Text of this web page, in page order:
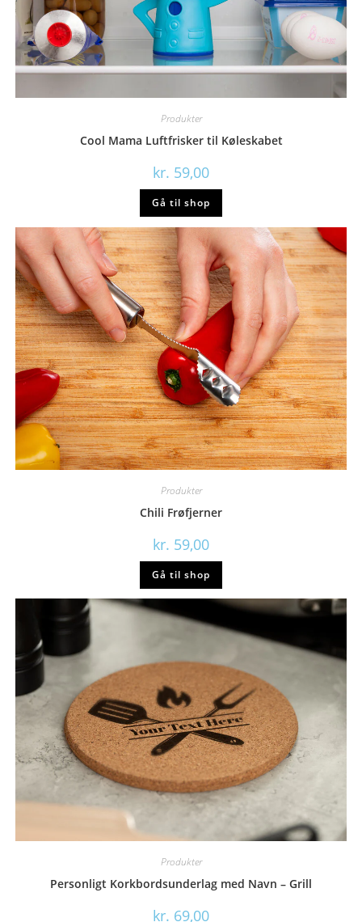
Produkter
Cool Mama Luftfrisker til Køleskabet
kr. 59,00
Gå til shop
Produkter
Chili Frøfjerner
kr. 59,00
Gå til shop
Produkter
Personligt Korkbordsunderlag med Navn – Grill
kr. 69,00